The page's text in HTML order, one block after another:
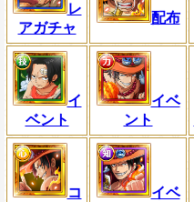
レ
アガチャ
配布
イ
ベント
イベ
ント
コ
イベ